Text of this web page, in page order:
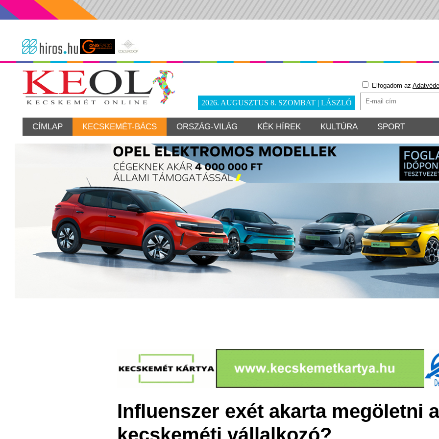
2026. AUGUSZTUS 8. SZOMBAT | LÁSZLÓ
Elfogadom az
CÍMLAP KECSKEMÉT-BÁCS ORSZÁG-VILÁG KÉK HÍREK KULTÚRA SPORT
Influenszer exét akarta megöletni a